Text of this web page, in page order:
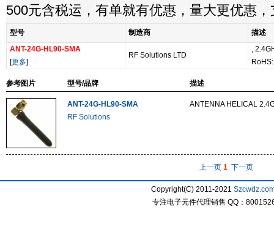
500元含税运，有单就有优惠，量大更优惠
型号 制造商
描述
ANT-24G-HL90-SMA
[更多]
RF Solutions LTD
,
参考图片 型号/品牌 描述
ANT-24G-HL90-SMA
RF Solutions
ANTENNA HELICAL
上一页 1 下一页
Copyright(C) 2011-2021
专注电子元件代理销售 QQ：